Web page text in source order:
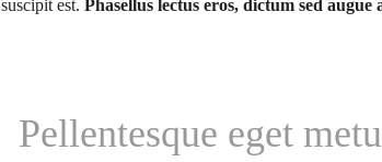
suscipit est. Phasellus lectus eros, dictum sed augue
Pellentesque eget